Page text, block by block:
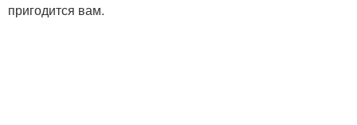
пригодится вам.